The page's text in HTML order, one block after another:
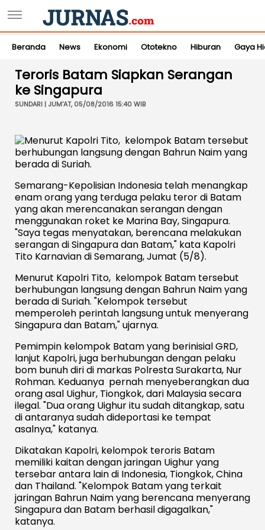
Beranda News Ekonomi Ototekno Hiburan Gaya
Teroris Batam Siapkan Serangan
ke Singapura
SUNDARI | JUM'AT, 05/08/2016 15:40 WIB
Semarang-Kepolisian Indonesia telah menangkap
enam orang yang terduga pelaku teror di Batam
yang akan merencanakan serangan dengan
menggunakan roket ke Marina Bay, Singapura.
"Saya tegas menyatakan, berencana melakukan
serangan di Singapura dan Batam," kata Kapolri
Tito Karnavian di Semarang, Jumat (5/8).
Menurut Kapolri Tito, kelompok Batam tersebut
berhubungan langsung dengan Bahrun Naim yang
berada di Suriah. "Kelompok tersebut
memperoleh perintah langsung untuk menyerang
Singapura dan Batam," ujarnya.
Pemimpin kelompok Batam yang berinisial GRD,
lanjut Kapolri, juga berhubungan dengan pelaku
bom bunuh diri di markas Polresta Surakarta, Nur
Rohman. Keduanya pernah menyeberangkan dua
orang asal Uighur, Tiongkok, dari Malaysia secara
ilegal. "Dua orang Uighur itu sudah ditangkap, satu
di antaranya sudah dideportasi ke tempat
asalnya," katanya.
Dikatakan Kapolri, kelompok teroris Batam
memiliki kaitan dengan jaringan Uighur yang
tersebar antara lain di Indonesia, Tiongkok, China
dan Thailand. "Kelompok Batam yang terkait
jaringan Bahrun Naim yang berencana menyerang
Singapura dan Batam berhasil digagalkan,"
katanya.